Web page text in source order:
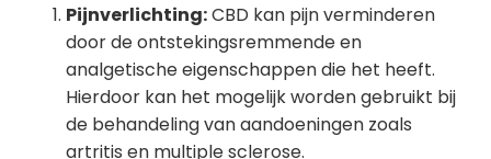
Pijnverlichting:CBD kan pijn verminderen
door de ontstekingsremmende en
analgetische eigenschappen die het heeft.
Hierdoor kan het mogelijk worden gebruikt bij
de behandeling van aandoeningen zoals
artritis en multiple sclerose.